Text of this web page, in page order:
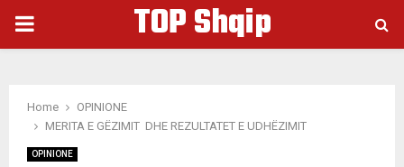
PRIMARY
TOP Shqip
Home
OPINIONE
MERITA E GËZIMIT DHE REZULTATET E UDHËZIMIT
OPINIONE